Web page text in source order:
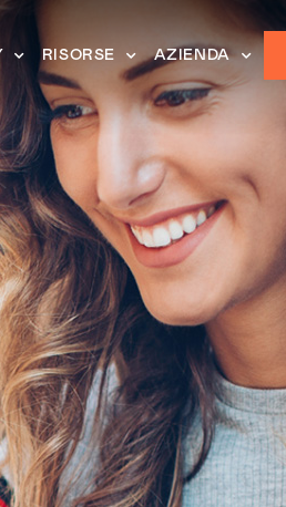
RISORSE AZIENDA